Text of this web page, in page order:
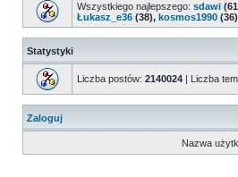
Wszystkiego najlepszego: sdawi
Łukasz_e36 (38), kosmos1990
Statystyki
Liczba postów: 2140024 | Liczba
Zaloguj
Nazwa